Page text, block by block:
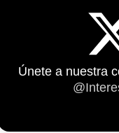
Únete a nuestra